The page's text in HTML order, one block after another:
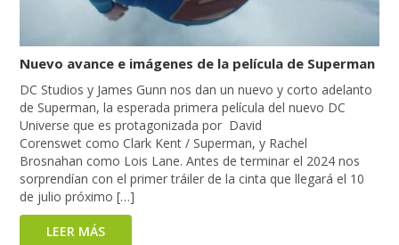
Nuevo avance e imágenes de la película de Superman
DC Studios y James Gunn nos dan un nuevo y corto adelanto
de Superman, la esperada primera película del nuevo DC
Universe que es protagonizada por David
Corenswet como Clark Kent / Superman, y Rachel
Brosnahan como Lois Lane. Antes de terminar el 2024 nos
sorprendían con el primer tráiler de la cinta que llegará el 10
de julio próximo […]
LEER MÁS